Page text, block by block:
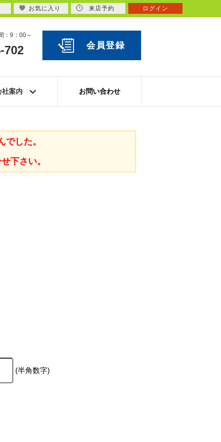
：9：00～
702 会員登録
社案内 お問い合わせ
した。
下さい。
(半角数字)
お気に入り 来店予約 ログイン